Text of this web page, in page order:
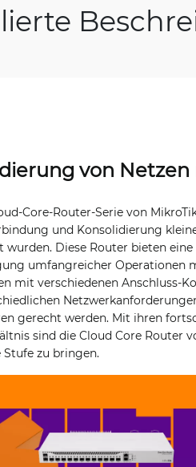
von Netzen
Core-Router-Serie von
und Konsolidierung
Diese Router bieten
umfangreicher Operationen
mit verschiedenen Anschluss-
gerecht werden. Mit ihren
sind die Cloud Core Router
zu bringen.